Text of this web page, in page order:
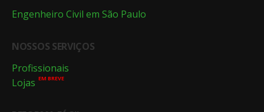
Engenheiro Civil em São Paulo
NOSSOS SERVIÇOS
Profissionais
Lojas EM BREVE